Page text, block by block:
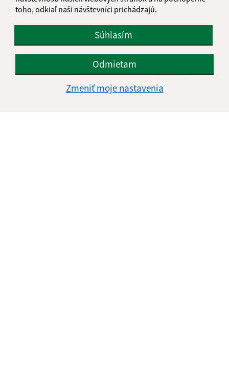
toho, odkiaľ naši návštevníci prichádzajú.
Súhlasím
Odmietam
Zmeniť moje nastavenia
Kontakt:
Obecný úrad Košarovce
Košarovce 172
094 06 Košarovce